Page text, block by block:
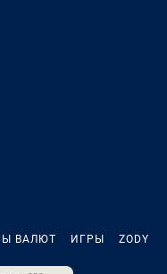
ВАЛЮТ ИГРЫ ZODY